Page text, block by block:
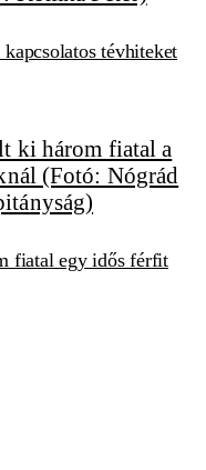
tévhiteket
fiatal egy idős férfit